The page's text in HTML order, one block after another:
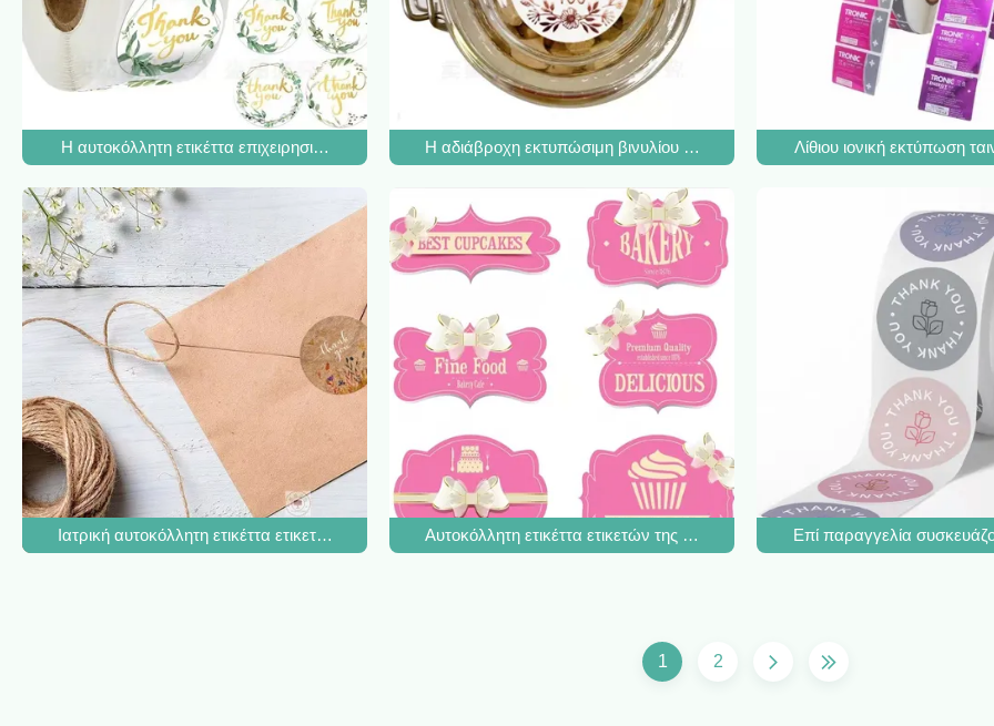
Η αυτοκόλλητη ετικέττα επιχειρησιακών ετικετών που συσκευάζει στιλπνό βινυλίου αδιάβροχο μικρό PVC αυτοκόλλητων
Η αδιάβροχη εκτυπώσιμη βινυλίου εκτύπωση αυτοκόλλητων ετικεττών
Λίθιου ιονική εκτύπωση
Ιατρική αυτοκόλλητη ετικέττα ετικετών κρασιού που συσκευάζει τις αδιάβροχες ετικέτες μπουκαλιών νερό συνήθειας για την
Αυτοκόλλητη ετικέττα ετικετών της Kraft που συσκευάζει τις ρόδινες
Επί παραγγελία
1 2